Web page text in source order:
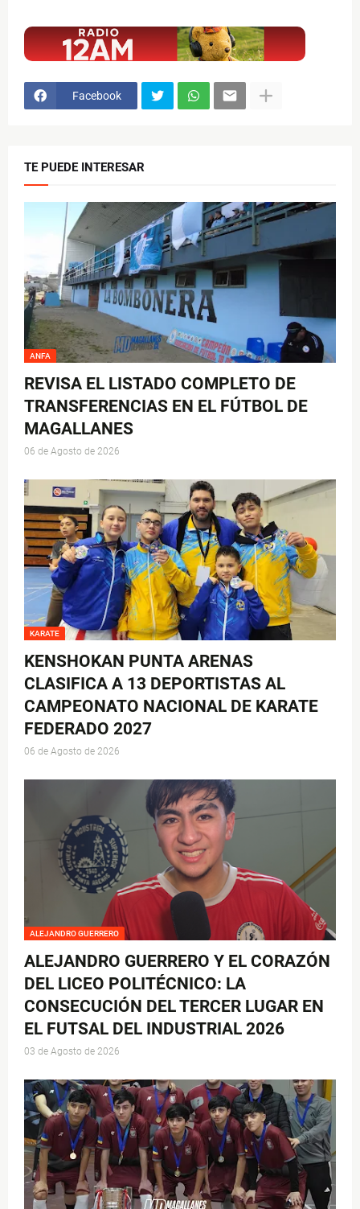
Facebook
TE PUEDE INTERESAR
ANFA
REVISA EL LISTADO COMPLETO DE
TRANSFERENCIAS EN EL FÚTBOL DE
MAGALLANES
06 de Agosto de 2026
KARATE
KENSHOKAN PUNTA ARENAS
CLASIFICA A 13 DEPORTISTAS AL
CAMPEONATO NACIONAL DE KARATE
FEDERADO 2027
06 de Agosto de 2026
ALEJANDRO GUERRERO
ALEJANDRO GUERRERO Y EL CORAZÓN
DEL LICEO POLITÉCNICO: LA
CONSECUCIÓN DEL TERCER LUGAR EN
EL FUTSAL DEL INDUSTRIAL 2026
03 de Agosto de 2026